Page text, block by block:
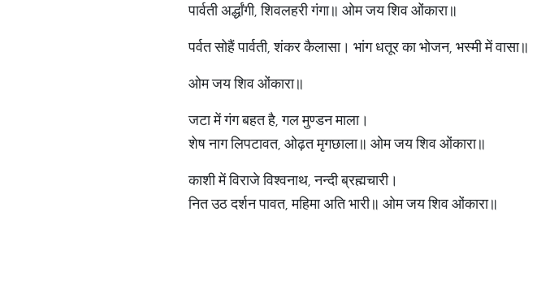
पार्वती अर्द्धांगी, शिवलहरी गंगा॥ ओम जय शिव ओंकारा॥
पर्वत सोहैं पार्वती, शंकर कैलासा। भांग धतूर का भोजन, भस्मी में वासा॥
ओम जय शिव ओंकारा॥
जटा में गंग बहत है, गल मुण्डन माला।
शेष नाग लिपटावत, ओढ़त मृगछाला॥ ओम जय शिव ओंकारा॥
काशी में विराजे विश्वनाथ, नन्दी ब्रह्मचारी।
नित उठ दर्शन पावत, महिमा अति भारी॥ ओम जय शिव ओंकारा॥